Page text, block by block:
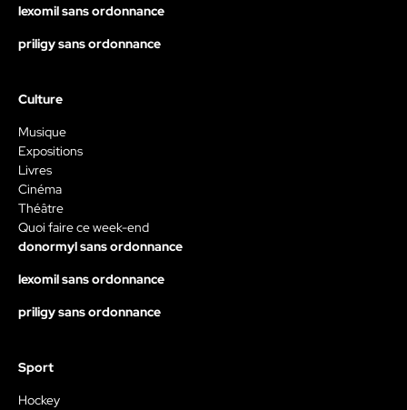
lexomil sans ordonnance
priligy sans ordonnance
Culture
Musique
Expositions
Livres
Cinéma
Théâtre
Quoi faire ce week-end
donormyl sans ordonnance
lexomil sans ordonnance
priligy sans ordonnance
Sport
Hockey